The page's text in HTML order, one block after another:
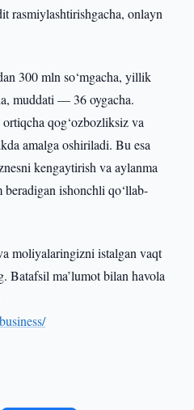
rasmiylashtirishgacha, onlayn
300 mln so‘mgacha, yillik
muddati — 36 oygacha.
qog‘ozbozliksiz va
amalga oshiriladi. Bu esa
kengaytirish va aylanma
beradigan ishonchli qo‘llab-
moliyalaringizni istalgan vaqt
Batafsil ma’lumot bilan havola